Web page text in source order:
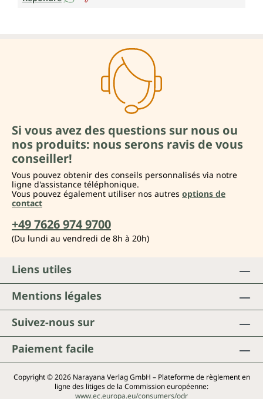
Si vous avez des questions sur nous ou
nos produits: nous serons ravis de vous
conseiller!
Vous pouvez obtenir des conseils personnalisés via notre
ligne d'assistance téléphonique.
Vous pouvez également utiliser nos autres options de
contact
+49 7626 974 9700
(Du lundi au vendredi de 8h à 20h)
Suivez-nous sur
Paiement facile
Liens utiles
Mentions légales
Copyright © 2026 Narayana Verlag GmbH – Plateforme de règlement en
ligne des litiges de la Commission européenne:
www.ec.europa.eu/consumers/odr